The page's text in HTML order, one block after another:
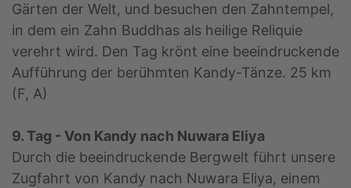
Gärten der Welt, und besuchen den Zahntempel,
in dem ein Zahn Buddhas als heilige Reliquie
verehrt wird. Den Tag krönt eine beeindruckende
Aufführung der berühmten Kandy-Tänze. 25 km
(F, A)
9. Tag - Von Kandy nach Nuwara Eliya
Durch die beeindruckende Bergwelt führt unsere
Zugfahrt von Kandy nach Nuwara Eliya, einem